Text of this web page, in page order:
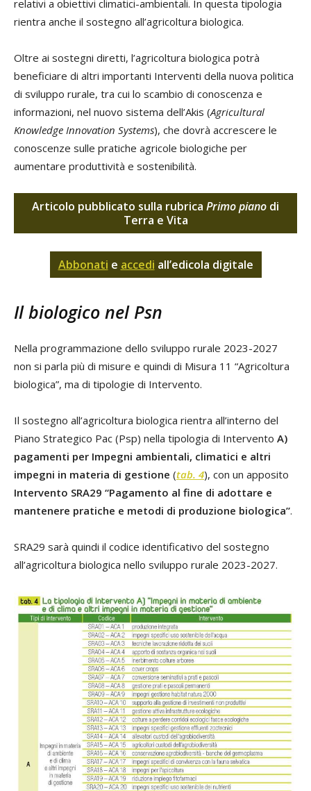
relativi a obiettivi climatici-ambientali. In questa tipologia
rientra anche il sostegno all’agricoltura biologica.
Oltre ai sostegni diretti, l’agricoltura biologica potrà
beneficiare di altri importanti Interventi della nuova politica
di sviluppo rurale, tra cui lo scambio di conoscenza e
informazioni, nel nuovo sistema dell’Akis (Agricultural
Knowledge Innovation Systems), che dovrà accrescere le
conoscenze sulle pratiche agricole biologiche per
aumentare produttività e sostenibilità.
Articolo pubblicato sulla rubrica Primo piano di
Terra e Vita
Abbonati e accedi all’edicola digitale
Il biologico nel Psn
Nella programmazione dello sviluppo rurale 2023-2027
non si parla più di misure e quindi di Misura 11 “Agricoltura
biologica”, ma di tipologie di Intervento.
Il sostegno all’agricoltura biologica rientra all’interno del
Piano Strategico Pac (Psp) nella tipologia di Intervento A)
pagamenti per Impegni ambientali, climatici e altri
impegni in materia di gestione (tab. 4), con un apposito
Intervento SRA29 “Pagamento al fine di adottare e
mantenere pratiche e metodi di produzione biologica”.
SRA29 sarà quindi il codice identificativo del sostegno
all’agricoltura biologica nello sviluppo rurale 2023-2027.